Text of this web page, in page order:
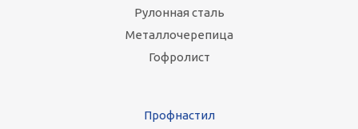
Рулонная сталь
Металлочерепица
Гофролист
Профнастил